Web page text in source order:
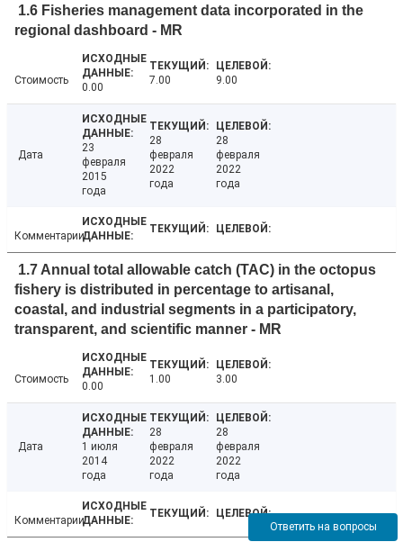
1.6 Fisheries management data incorporated in the
regional dashboard - MR
Стоимость
0.00
7.00 9.00
Дата
23
февраля
2015
года
28
февраля
2022
года
28
февраля
2022
года
Комментарии
1.7 Annual total allowable catch (TAC) in the octopus
fishery is distributed in percentage to artisanal,
coastal, and industrial segments in a participatory,
transparent, and scientific manner - MR
Стоимость
0.00
1.00 3.00
Дата
1 июля
2014
года
28
февраля
2022
года
28
февраля
2022
года
Комментарии Ответить на вопросы